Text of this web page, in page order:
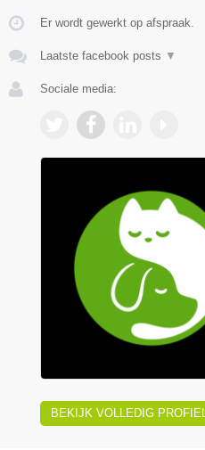
Er wordt gewerkt op afspraak.
Laatste facebook posts ▼
Sociale media:
BEKIJK VOLLEDIG PROFIEL